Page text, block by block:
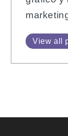
View all